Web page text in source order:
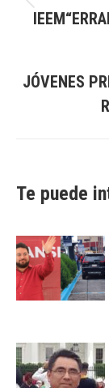
JÓVENES
Te puede